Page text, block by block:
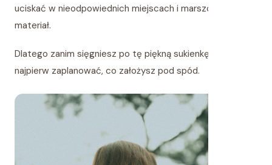
uciskać w nieodpowiednich miejscach i marszczyć
materiał.
Dlatego zanim sięgniesz po tę piękną sukienkę, warto
najpierw zaplanować, co założysz pod spód.